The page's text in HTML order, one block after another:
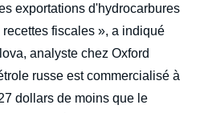
exportations d'hydrocarbures
fiscales », a indiqué
analyste chez Oxford
russe est commercialisé à
dollars de moins que le